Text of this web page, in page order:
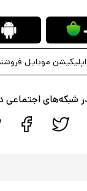
اپلیکیشن موبایل
شبکه‌های اجتماعی